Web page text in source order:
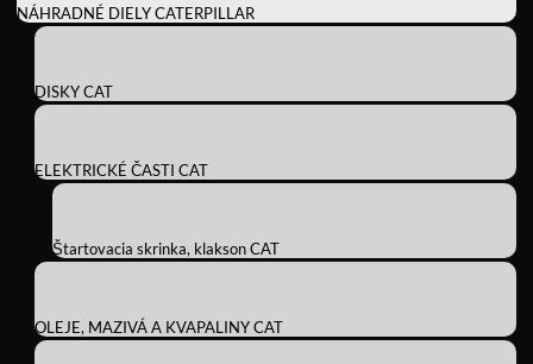
NÁHRADNÉ DIELY CATERPILLAR
DISKY CAT
ELEKTRICKÉ ČASTI CAT
Štartovacia skrinka, klakson CAT
OLEJE, MAZIVÁ A KVAPALINY CAT